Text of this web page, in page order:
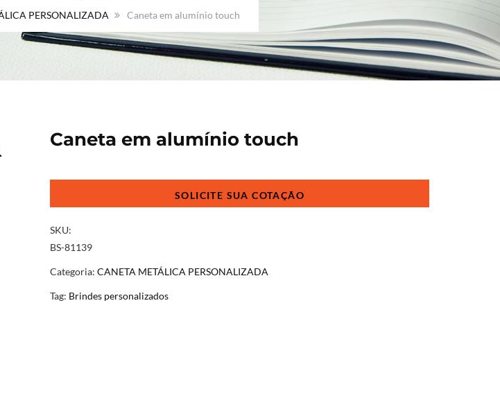
PERSONALIZADA Caneta em alumínio touch
Caneta em alumínio touch
quantidade
SKU:
BS-81139
Categoria: CANETA METÁLICA PERSONALIZADA
Tag: Brindes personalizados